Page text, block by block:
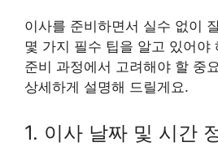
이사를 준비하면서 실수 없이
몇 가지 필수 팁을 알고 있어야
준비 과정에서 고려해야 할 중
상세하게 설명해 드릴게요.
1. 이사 날짜 및 시간